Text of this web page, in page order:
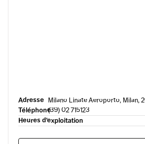
Adresse Milano Linate Aeroporto, Milan,
Téléphone(39) 02 715123
Heures d’exploitation